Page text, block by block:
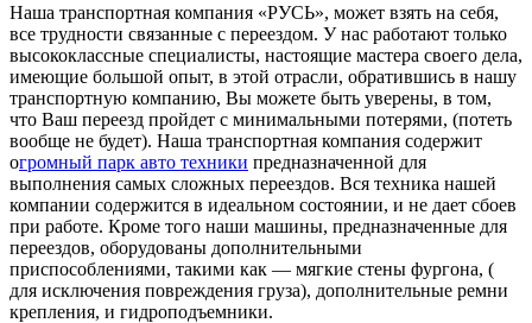
Наша транспортная компания «РУСЬ», может взять на себя,
все трудности связанные с переездом. У нас работают только
высококлассные специалисты, настоящие мастера своего дела,
имеющие большой опыт, в этой отрасли, обратившись в нашу
транспортную компанию, Вы можете быть уверены, в том,
что Ваш переезд пройдет с минимальными потерями, (потеть
вообще не будет). Наша транспортная компания содержит
огромный парк авто техники предназначенной для
выполнения самых сложных переездов. Вся техника нашей
компании содержится в идеальном состоянии, и не дает сбоев
при работе. Кроме того наши машины, предназначенные для
переездов, оборудованы дополнительными
приспособлениями, такими как — мягкие стены фургона, (
для исключения повреждения груза), дополнительные ремни
крепления, и гидроподъемники.